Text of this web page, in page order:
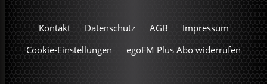
Kontakt Datenschutz AGB
Impressum
Cookie-Einstellungen
egoFM Plus Abo widerrufen